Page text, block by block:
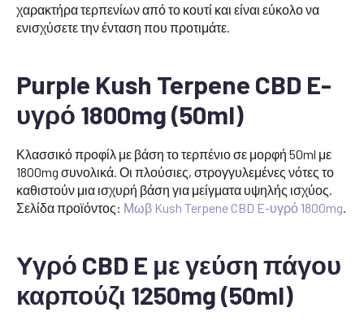
χαρακτήρα τερπενίων από το κουτί και είναι εύκολο να
ενισχύσετε την ένταση που προτιμάτε.
Purple Kush Terpene CBD E-
υγρό 1800mg (50ml)
Κλασσικό προφίλ με βάση το τερπένιο σε μορφή 50ml με
1800mg συνολικά. Οι πλούσιες, στρογγυλεμένες νότες το
καθιστούν μια ισχυρή βάση για μείγματα υψηλής ισχύος.
Σελίδα προϊόντος: Μωβ Kush Terpene CBD E-υγρό 1800mg.
Υγρό CBD E με γεύση πάγου
καρπούζι 1250mg (50ml)